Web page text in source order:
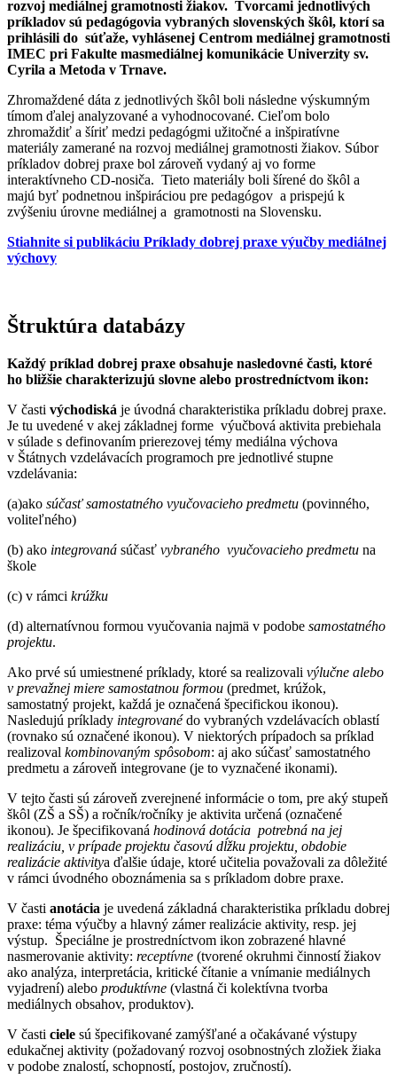
rozvoj mediálnej gramotnosti žiakov. Tvorcami jednotlivých
príkladov sú pedagógovia vybraných slovenských škôl, ktorí sa
prihlásili do súťaže, vyhlásenej Centrom mediálnej gramotnosti
IMEC pri Fakulte masmediálnej komunikácie Univerzity sv.
Cyrila a Metoda v Trnave.
Zhromaždené dáta z jednotlivých škôl boli následne výskumným
tímom ďalej analyzované a vyhodnocované. Cieľom bolo
zhromaždiť a šíriť medzi pedagógmi užitočné a inšpiratívne
materiály zamerané na rozvoj mediálnej gramotnosti žiakov. Súbor
príkladov dobrej praxe bol zároveň vydaný aj vo forme
interaktívneho CD-nosiča. Tieto materiály boli šírené do škôl a
majú byť podnetnou inšpiráciou pre pedagógov a prispejú k
zvýšeniu úrovne mediálnej a gramotnosti na Slovensku.
Stiahnite si publikáciu Príklady dobrej praxe výučby mediálnej
výchovy
Štruktúra databázy
Každý príklad dobrej praxe obsahuje nasledovné časti, ktoré
ho bližšie charakterizujú slovne alebo prostredníctvom ikon:
V časti východiská je úvodná charakteristika príkladu dobrej praxe.
Je tu uvedené v akej základnej forme výučbová aktivita prebiehala
v súlade s definovaním prierezovej témy mediálna výchova
v Štátnych vzdelávacích programoch pre jednotlivé stupne
vzdelávania:
(a)ako súčasť samostatného vyučovacieho predmetu (povinného,
voliteľného)
(b) ako integrovaná súčasť vybraného vyučovacieho predmetu na
škole
(c) v rámci krúžku
(d) alternatívnou formou vyučovania najmä v podobe samostatného
projektu.
Ako prvé sú umiestnené príklady, ktoré sa realizovali výlučne alebo
v prevažnej miere samostatnou formou (predmet, krúžok,
samostatný projekt, každá je označená špecifickou ikonou).
Nasledujú príklady integrovanédo vybraných vzdelávacích oblastí
(rovnako sú označené ikonou). V niektorých prípadoch sa príklad
realizoval kombinovaným spôsobom: aj ako súčasť samostatného
predmetu a zároveň integrovane (je to vyznačené ikonami).
V tejto časti sú zároveň zverejnené informácie o tom, pre aký stupeň
škôl (ZŠ a SŠ) a ročník/ročníky je aktivita určená (označené
ikonou). Je špecifikovaná hodinová dotácia potrebná na jej
realizáciu, v prípade projektu časovú dĺžku projektu, obdobie
realizácie aktivitya ďalšie údaje, ktoré učitelia považovali za dôležité
v rámci úvodného oboznámenia sa s príkladom dobre praxe.
V časti anotácia je uvedená základná charakteristika príkladu dobrej
praxe: téma výučby a hlavný zámer realizácie aktivity, resp. jej
výstup. Špeciálne je prostredníctvom ikon zobrazené hlavné
nasmerovanie aktivity: receptívne (tvorené okruhmi činností žiakov
ako analýza, interpretácia, kritické čítanie a vnímanie mediálnych
vyjadrení) alebo produktívne (vlastná či kolektívna tvorba
mediálnych obsahov, produktov).
V časti ciele sú špecifikované zamýšľané a očakávané výstupy
edukačnej aktivity (požadovaný rozvoj osobnostných zložiek žiaka
v podobe znalostí, schopností, postojov, zručností).